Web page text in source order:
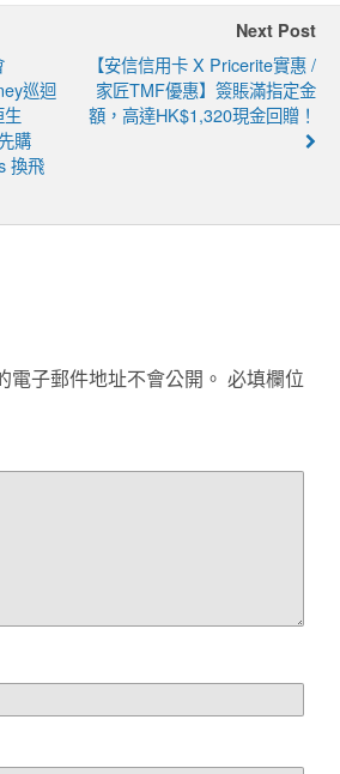
巡迴
購
換飛
Next Post
【安信信用卡 X Pricerite實惠 /
家匠TMF優惠】簽賬滿指定金
額，高達HK$1,320現金回贈！
電子郵件地址不會公開。 必填欄位